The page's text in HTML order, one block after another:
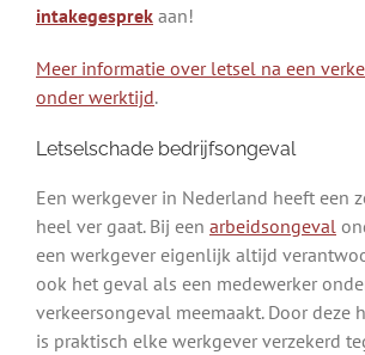
intakegesprek aan!
Meer informatie over letsel na een
onder werktijd.
Letselschade bedrijfsongeval
Een werkgever in Nederland heeft een
heel ver gaat. Bij een arbeidsongeval
een werkgever eigenlijk altijd
ook het geval als een medewerker
verkeersongeval meemaakt. Door deze
is praktisch elke werkgever verzekerd